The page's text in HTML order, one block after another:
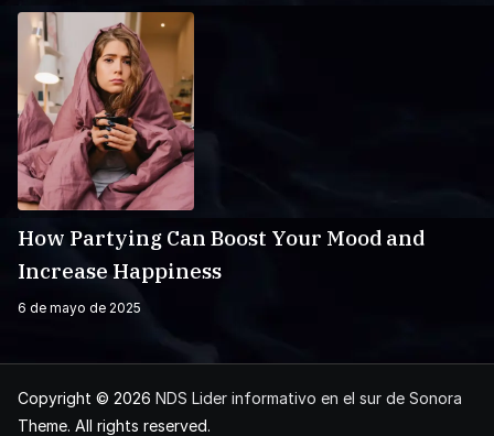
How Partying Can Boost Your Mood and
Increase Happiness
6 de mayo de 2025
Copyright © 2026 NDS Lider informativo en el sur de Sonora
Theme. All rights reserved.